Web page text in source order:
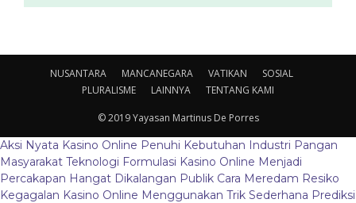
NUSANTARA MANCANEGARA VATIKAN
SOSIAL
PLURALISME
LAINNYA TENTANG KAMI
© 2019 Yayasan Martinus De Porres
Aksi Nyata Kasino Online Penuhi Kebutuhan Industri Pangan
Masyarakat Teknologi Formulasi Kasino Online Menjadi
Percakapan Hangat Dikalangan Publik Cara Meredam Resiko
Kegagalan Kasino Online Menggunakan Trik Sederhana Prediksi